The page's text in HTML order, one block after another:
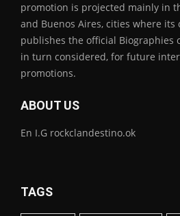
promotion is projected mainly in
and Buenos Aires, cities where its
publishes the official Biographies
in turn considered, for future
promotions.
ABOUT US
En I.G rockclandestino.ok
TAGS